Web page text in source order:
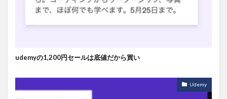
udemyの1,200円セールは底値だから買い
Udemy